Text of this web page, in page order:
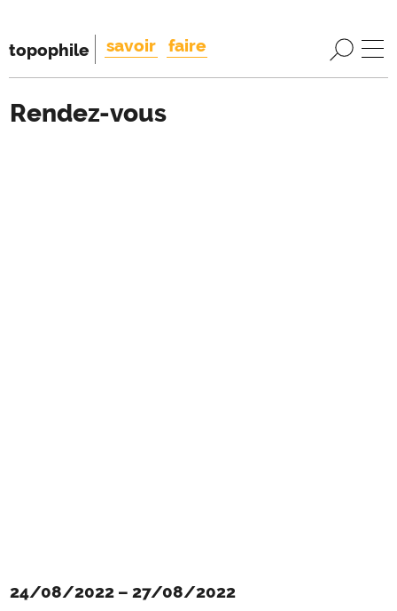
topophile savoir faire
Rendez-vous
24/08/2022 – 27/08/2022